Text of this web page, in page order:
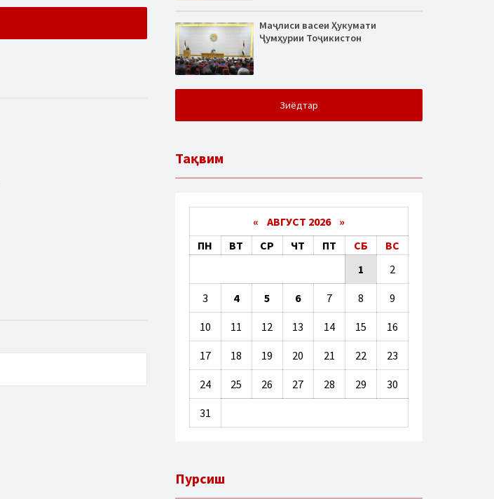
Маҷлиси васеи Ҳукумати
Ҷумҳурии Тоҷикистон
Зиёдтар
Тақвим
« АВГУСТ 2026 »
ПН
ВТ СР ЧТ ПТ СБ
ВС
1
2
3 4 5 6 7 8 9
10 11 12 13 14 15 16
17 18 19 20 21 22 23
24 25 26 27 28 29 30
31
Пурсиш